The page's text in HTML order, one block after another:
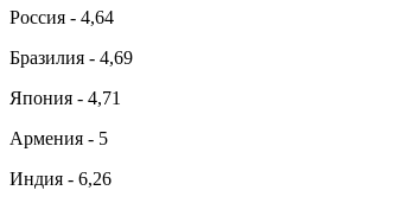
Россия - 4,64
Бразилия - 4,69
Япония - 4,71
Армения - 5
Индия - 6,26